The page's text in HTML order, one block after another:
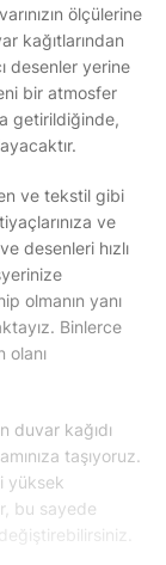
ölçülerine
kağıtlarından
desenler yerine
bir atmosfer
getirildiğinde,
ve tekstil gibi
ve
desenleri hızlı
olmanın yanı
Binlerce
olanı
duvar kağıdı
taşıyoruz.
yüksek
bu sayede